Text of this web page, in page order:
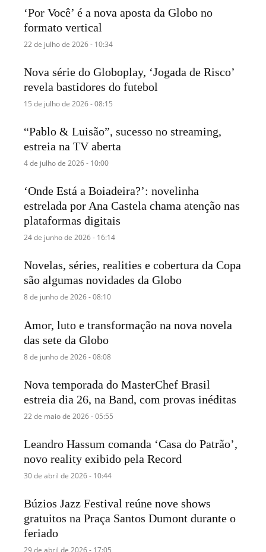
‘Por Você’ é a nova aposta da Globo no
formato vertical
22 de julho de 2026 - 10:34
Nova série do Globoplay, ‘Jogada de Risco’
revela bastidores do futebol
15 de julho de 2026 - 08:15
“Pablo & Luisão”, sucesso no streaming,
estreia na TV aberta
4 de julho de 2026 - 10:00
‘Onde Está a Boiadeira?’: novelinha
estrelada por Ana Castela chama atenção nas
plataformas digitais
24 de junho de 2026 - 16:14
Novelas, séries, realities e cobertura da Copa
são algumas novidades da Globo
8 de junho de 2026 - 08:10
Amor, luto e transformação na nova novela
das sete da Globo
8 de junho de 2026 - 08:08
Nova temporada do MasterChef Brasil
estreia dia 26, na Band, com provas inéditas
22 de maio de 2026 - 05:55
Leandro Hassum comanda ‘Casa do Patrão’,
novo reality exibido pela Record
30 de abril de 2026 - 10:44
Búzios Jazz Festival reúne nove shows
gratuitos na Praça Santos Dumont durante o
feriado